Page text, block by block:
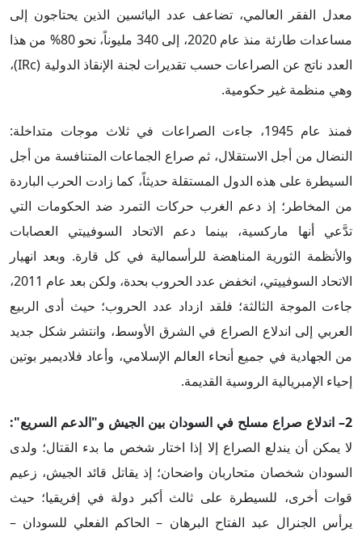
معدل الفقر العالمي، تضاعف عدد اليائسين الذين يحتاجون إلى
مساعدات طارئة منذ عام 2020، إلى 340 مليوناً، نحو 80% من هذا
العدد ناتج عن الصراعات حسب تقديرات لجنة الإنقاذ الدولية (IRc)،
وهي منظمة غير حكومية.
فمنذ عام 1945، جاءت الصراعات في ثلاث موجات متداخلة:
النضال من أجل الاستقلال، ثم صراع الجماعات المتنافسة من أجل
السيطرة على هذه الدول المستقلة حديثاً، كما زادت الحرب الباردة
من المخاطر؛ إذ دعم الغرب حركات التمرد ضد الحكومات التي
تدَّعي أنها ماركسية، بينما دعم الاتحاد السوفييتي العصابات
والأنظمة الثورية المناهضة للرأسمالية في كل قارة. وبعد انهيار
الاتحاد السوفييتي، انخفض عدد الحروب بحدة، ولكن بعد عام 2011،
جاءت الموجة الثالثة؛ فلقد ازداد عدد الحروب؛ حيث أدى الربيع
العربي إلى اندلاع الصراع في الشرق الأوسط، وانتشر شكل جديد
من الجهادية في جميع أنحاء العالم الإسلامي، وأعاد فلاديمير بوتين
إحياء الإمبريالية الروسية القديمة.
2– اندلاع صراع مسلح في السودان بين الجيش و"الدعم السريع":
لا يمكن أن يندلع الصراع إلا إذا اختار شخص ما بدء القتال؛ ولدى
السودان شخصان متحاربان واضحان؛ إذ يقاتل قائد الجيش، زعيم
قوات أخرى، للسيطرة على ثالث أكبر دولة في إفريقيا؛ حيث
يرأس الجنرال عبد الفتاح البرهان – الحاكم الفعلي للسودان –